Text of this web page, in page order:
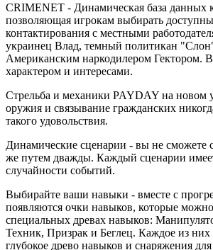
CRIMENET - Динамическая база данных
позволяющая игрокам выбирать
контактирования с местными
украинец Влад, темный политикан
Американским наркодилером Гектором.
характером и интересами.
Стрельба и механики PAYDAY на новом
оружия и связывание гражданских
такого удовольствия.
Динамические сценарии - вы не сможете
же путем дважды. Каждый сценарии
случайности событий.
Выбирайте ваши навыки - вместе с
появляются очки навыков, которые
специальных древах навыков:
Техник, Призрак и Беглец. Каждое из них
глубокое древо навыков и снаряжения